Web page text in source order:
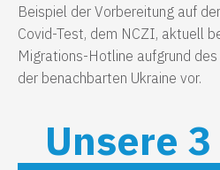
Beispiel der Vorbereitung auf
Covid-Test, dem NCZI, aktuell
Migrations-Hotline aufgrund
der benachbarten Ukraine vor.
Unsere